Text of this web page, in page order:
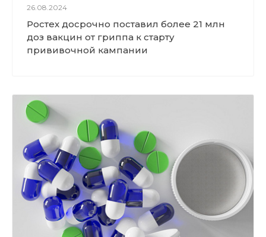
26.08.2024
Ростех досрочно поставил более 21 млн
доз вакцин от гриппа к старту
прививочной кампании